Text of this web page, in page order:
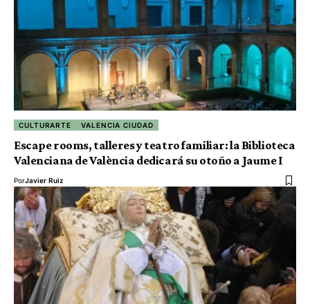
CULTURARTE VALENCIA CIUDAD
Escape rooms, talleres y teatro familiar: la Biblioteca
Valenciana de València dedicará su otoño a Jaume I
PorJavier Ruiz